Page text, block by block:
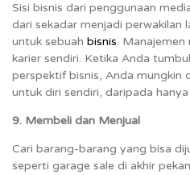
Sisi bisnis dari penggunaan
dari sekadar menjadi perwakilan
untuk sebuah bisnis. Manajemen
karier sendiri. Ketika Anda
perspektif bisnis, Anda mungkin
untuk diri sendiri, daripada
9. Membeli dan Menjual
Cari barang-barang yang bisa
seperti garage sale di akhir